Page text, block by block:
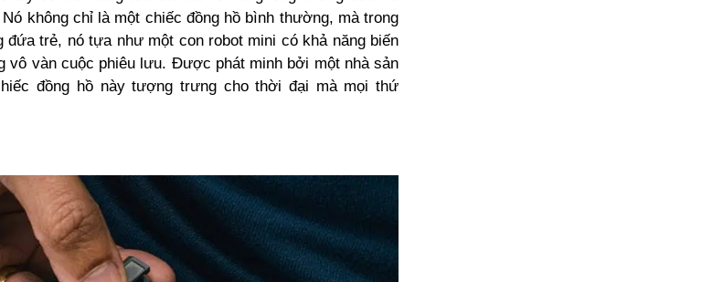
không chỉ là một chiếc đồng hồ bình thường, mà trong
trẻ, nó tựa như một con robot mini có khả năng biến
vô vàn cuộc phiêu lưu. Được phát minh bởi một nhà sản
đồng hồ này tượng trưng cho thời đại mà mọi thứ